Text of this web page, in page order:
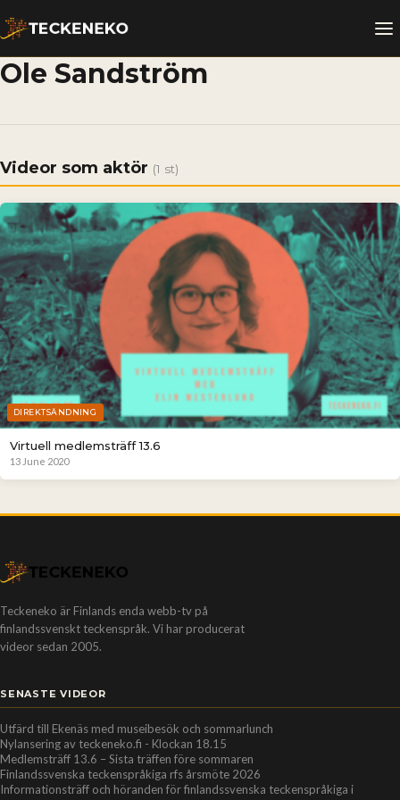
Ole Sandström
Videor som aktör (1 st)
DIREKTSÄNDNING
Virtuell medlemsträff 13.6
13 June 2020
Teckeneko är Finlands enda webb-tv på
finlandssvenskt teckenspråk. Vi har producerat
videor sedan 2005.
SENASTE VIDEOR
Utfärd till Ekenäs med museibesök och sommarlunch
Nylansering av teckeneko.fi - Klockan 18.15
Medlemsträff 13.6 – Sista träffen före sommaren
Finlandssvenska teckenspråkiga rfs årsmöte 2026
Informationsträff och höranden för finlandssvenska teckenspråkiga i